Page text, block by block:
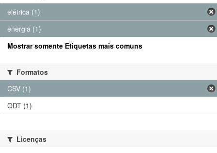
elétrica (1)
energia (1)
Mostrar somente Etiquetas mais comuns
Formatos
CSV (1)
ODT (1)
Licenças